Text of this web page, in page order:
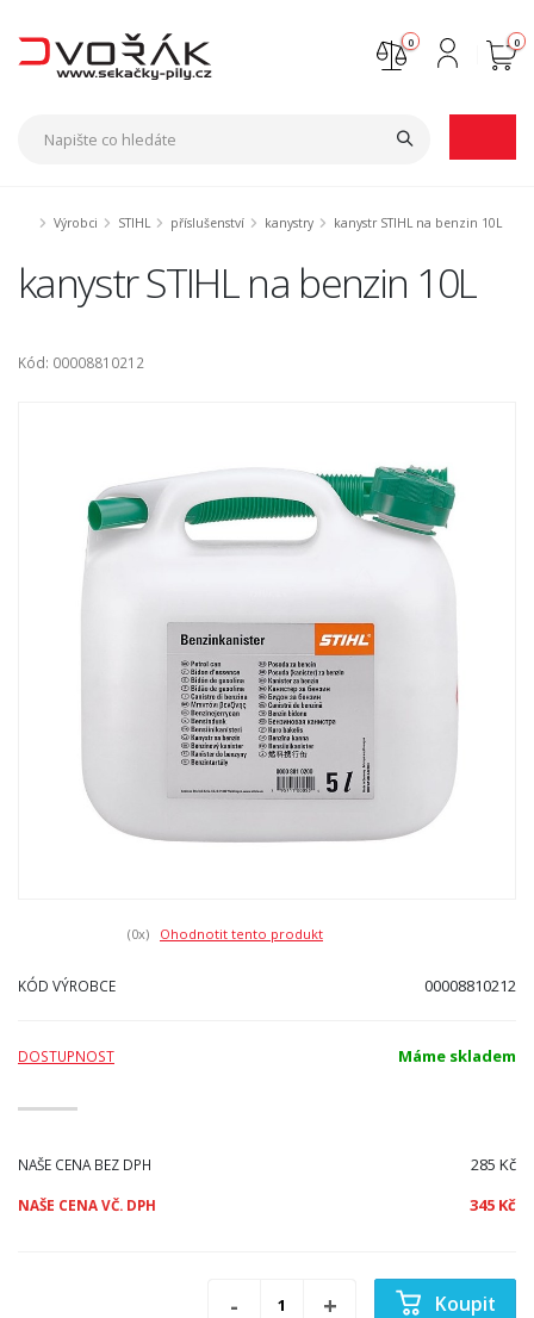
0
0
Výrobci STIHL příslušenství kanystry kanystr STIHL na benzin 10L
kanystr STIHL na benzin 10L
Kód: 00008810212
(0x) Ohodnotit tento produkt
KÓD VÝROBCE 00008810212
DOSTUPNOST Máme skladem
NAŠE CENA BEZ DPH 285 Kč
NAŠE CENA VČ. DPH 345 Kč
Koupit